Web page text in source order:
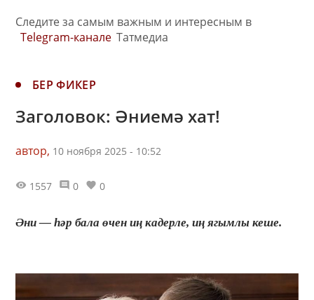
Следите за самым важным и интересным в
Telegram-канале Татмедиа
БЕР ФИКЕР
Заголовок: Әниемә хат!
автор, 10 ноября 2025 - 10:52
1557 0 0
Әни — һәр бала өчен иң кадерле, иң ягымлы кеше.